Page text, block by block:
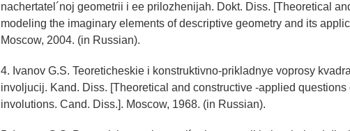
nachertatel´noj geometrii i ee prilozhenijah. Dokt. Diss. [Theoretical
modeling the imaginary elements of descriptive geometry and its
Moscow, 2004. (in Russian).
4. Ivanov G.S. Teoreticheskie i konstruktivno-prikladnye voprosy
involjucij. Kand. Diss. [Theoretical and constructive -applied questions
involutions. Cand. Diss.]. Moscow, 1968. (in Russian).